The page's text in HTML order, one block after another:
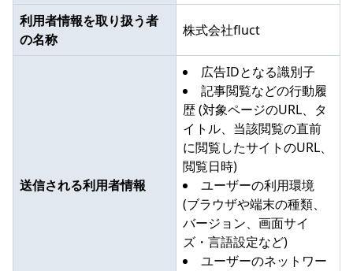
利用者情報を取り扱う者
の名称
株式会社fluct
送信される利用者情報
広告IDとなる識別子
記事閲覧などの行動履
歴 (対象ページのURL、タ
イトル、当該閲覧の直前
に閲覧したサイトのURL、
閲覧日時)
ユーザーの利用環境
(ブラウザや端末の種類、
バージョン、画面サイ
ズ・言語設定など)
ユーザーのネットワー